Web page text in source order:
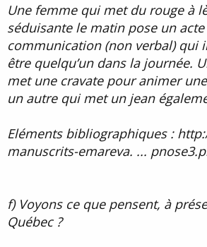
Une femme qui met du rouge à
séduisante le matin pose un
communication (non verbal) qui
être quelqu’un dans la journée.
met une cravate pour animer
un autre qui met un jean
Eléments bibliographiques :
manuscrits-emareva. ...
f) Voyons ce que pensent, à
Québec ?